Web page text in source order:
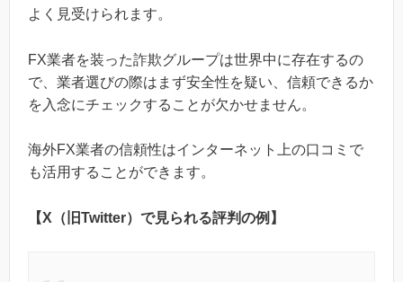
よく見受けられます。
FX業者を装った詐欺グループは世界中に存在するの
で、業者選びの際はまず安全性を疑い、信頼できるか
を入念にチェックすることが欠かせません。
海外FX業者の信頼性はインターネット上の口コミで
も活用することができます。
【X（旧Twitter）で見られる評判の例】